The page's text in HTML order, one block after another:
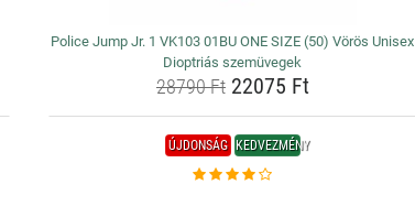
Police Jump Jr. 1 VK103 01BU ONE SIZE (50) Vörös Unisex
Dioptriás szemüvegek
28790 Ft22075 Ft
ÚJDONSÁG KEDVEZMÉNY